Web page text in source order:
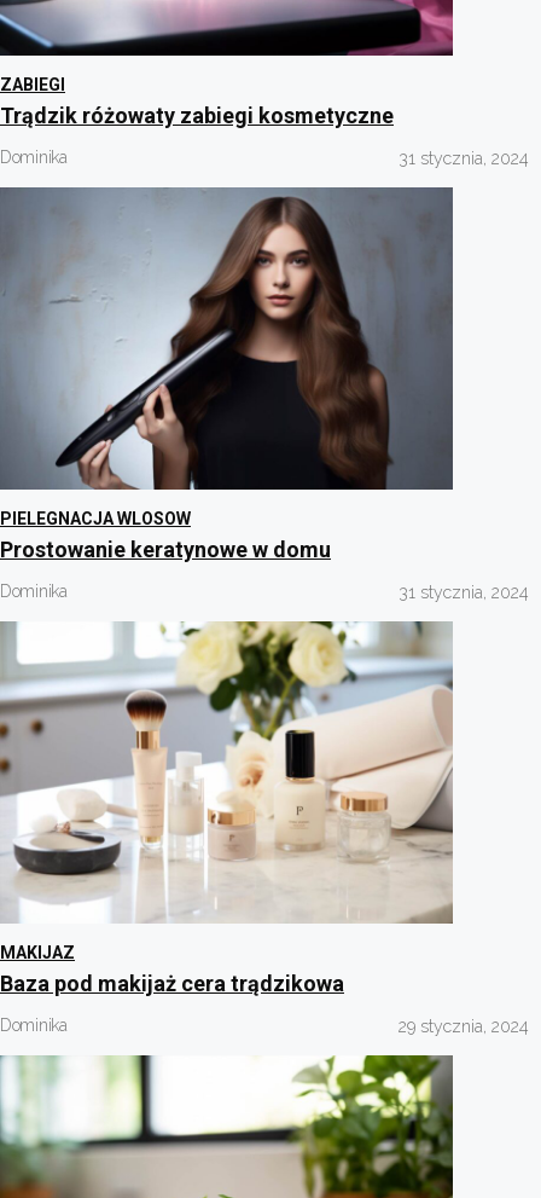
ZABIEGI
Trądzik różowaty zabiegi kosmetyczne
Dominika 31 stycznia, 2024
PIELEGNACJA WLOSOW
Prostowanie keratynowe w domu
Dominika 31 stycznia, 2024
MAKIJAZ
Baza pod makijaż cera trądzikowa
Dominika 29 stycznia, 2024